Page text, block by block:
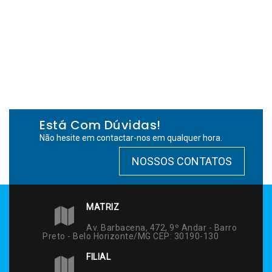
Está Com Dúvidas!
Não hesite em contactar-nos em qualquer hora.
NOSSOS CONTATOS
MATRIZ
Av. Barbacena, 472, 9º Andar - Barro
Preto - Belo Horizonte/MG CEP: 30190-130
FILIAL